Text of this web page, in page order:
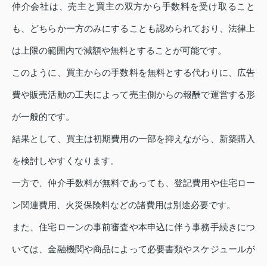
仲介会社は、売主と買主の双方から手数料を受け取ること
も、どちらか一方のみにすることも認められており、法律上
は上限の範囲内で減額や無料とすることが可能です。
このように、買主からの手数料を無料とする代わりに、広告
費や販売活動の工夫によって売主側からの報酬で運営する形
が一般的です。
結果として、買主は初期費用の一部を抑えながら、新築購入
を検討しやすくなります。
一方で、仲介手数料が無料であっても、登記費用や住宅ロー
ン関連費用、火災保険料などの諸費用は別途必要です。
また、住宅ローンの事前審査や本申込に伴う事務手続きにつ
いては、金融機関や商品によって必要書類やスケジュールが